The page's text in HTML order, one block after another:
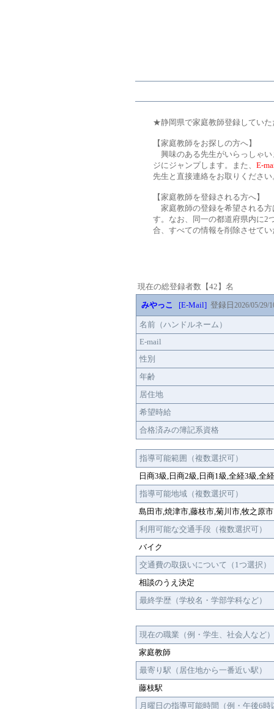
★静岡県で家庭教師登録していた
【家庭教師をお探しの方へ】
興味のある先生がいらっしゃい
ジにジャンプします。また、 E-
先生と直接連絡をお取りください
【家庭教師を登録される方へ】
家庭教師の登録を希望される方
す。なお、同一の都道府県内に2
合、すべての情報を削除させて
現在の総登録者数【42】名
みやっこ
[E-Mail] 登録日 2026/05/29/
名前（ハンドルネーム）
E-mail
性別
年齢
居住地
希望時給
合格済みの簿記系資格
指導可能範囲（複数選択可）
日商3級,日商2級,日商1級,全経3級,全
指導可能地域（複数選択可）
島田市,焼津市,藤枝市,菊川市,牧之原市
利用可能な交通手段（複数選択可）
バイク
交通費の取扱いについて（1つ選択）
相談のうえ決定
最終学歴（学校名・学部学科など）
現在の職業（例・学生、社会人など）
家庭教師
最寄り駅（居住地から一番近い駅）
藤枝駅
月曜日の指導可能時間（例・午後6時